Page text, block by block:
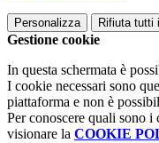
Personalizza Rifiuta tutti
Gestione cookie
In questa schermata è
I cookie necessari sono
piattaforma e non è
Per conoscere quali sono i
visionare la COOKIE